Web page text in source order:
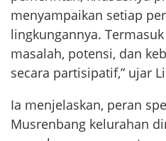
menyampaikan setiap
lingkungannya.
masalah, potensi, dan
secara partisipatif,” ujar
Ia menjelaskan, peran
Musrenbang kelurahan